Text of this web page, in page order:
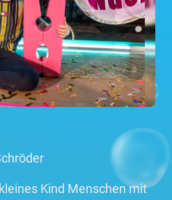
Kind Menschen mit